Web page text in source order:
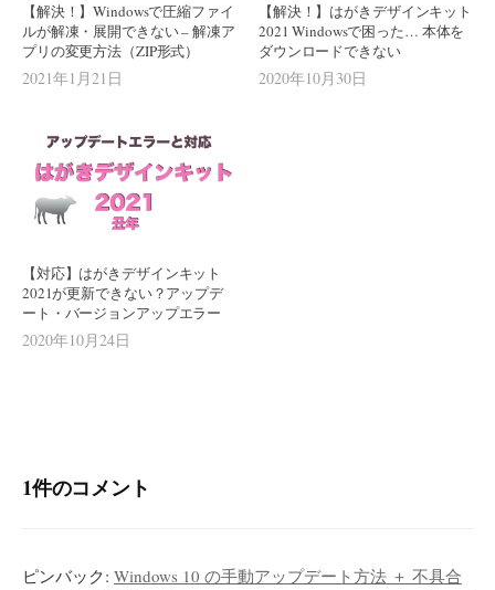
【解決！】Windowsで圧縮ファイ
ルが解凍・展開できない – 解凍ア
プリの変更方法（ZIP形式）
2021年1月21日
【解決！】はがきデザインキット
2021 Windowsで困った… 本体を
ダウンロードできない
2020年10月30日
【対応】はがきデザインキット
2021が更新できない？アップデ
ート・バージョンアップエラー
2020年10月24日
1件のコメント
ピンバック: Windows 10 の手動アップデート方法 ＋ 不具合